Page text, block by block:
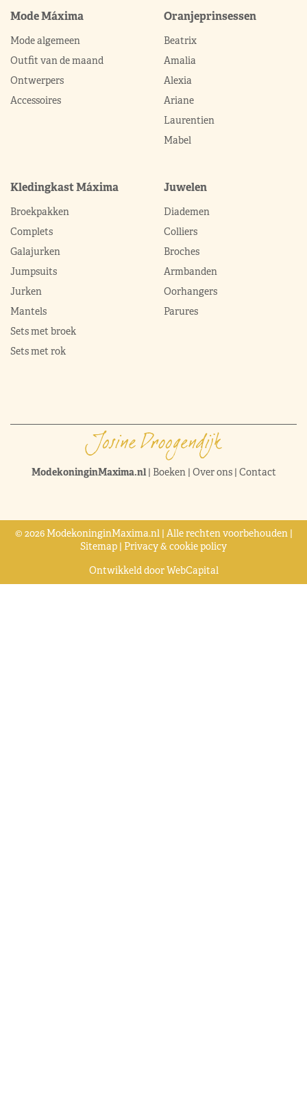
Mode Máxima
Mode algemeen
Outfit van de maand
Ontwerpers
Accessoires
Oranjeprinsessen
Beatrix
Amalia
Alexia
Ariane
Laurentien
Mabel
Kledingkast Máxima
Broekpakken
Complets
Galajurken
Jumpsuits
Jurken
Mantels
Sets met broek
Sets met rok
Juwelen
Diademen
Colliers
Broches
Armbanden
Oorhangers
Parures
ModekoninginMaxima.nl| Boeken| Over ons| Contact
© 2026 ModekoninginMaxima.nl | Alle rechten voorbehouden |
Sitemap | Privacy & cookie policy
Ontwikkeld doorWebCapital